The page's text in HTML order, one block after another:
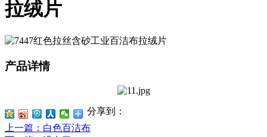
拉绒片
产品详情
分享到：
上一篇 ：白色百洁布